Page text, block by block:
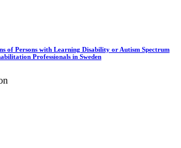
of Persons with Learning Disability or Autism Spectrum
Professionals in Sweden